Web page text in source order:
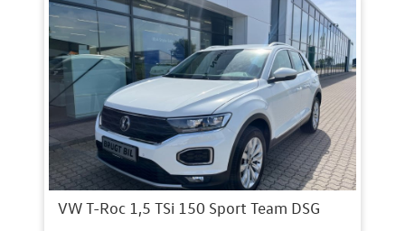
VW T-Roc 1,5 TSi 150 Sport Team DSG